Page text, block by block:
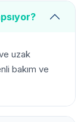
uzak
bakım ve